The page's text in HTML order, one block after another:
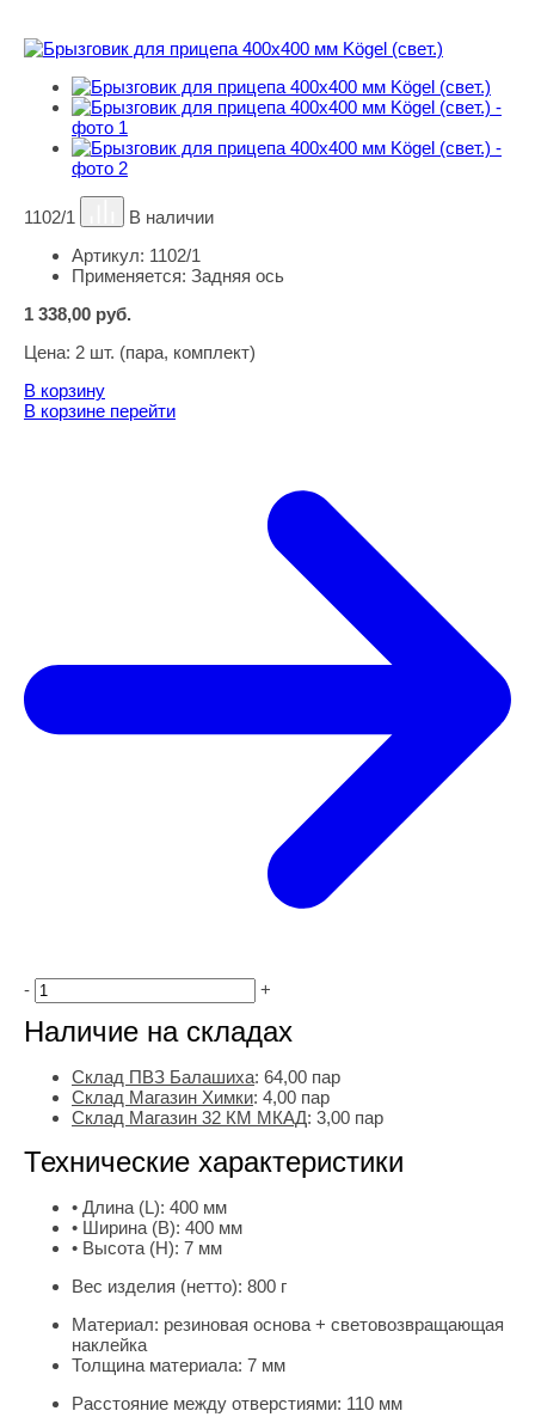
1102/1
В наличии
Артикул: 1102/1
Применяется: Задняя ось
1 338,00 руб.
Цена: 2 шт. (пара, комплект)
В корзину
В корзине перейти
- +
Наличие на складах
Склад ПВЗ Балашиха: 64,00 пар
Склад Магазин Химки: 4,00 пар
Склад Магазин 32 КМ МКАД: 3,00 пар
Технические характеристики
• Длина (L): 400 мм
• Ширина (B): 400 мм
• Высота (H): 7 мм
Вес изделия (нетто): 800 г
Материал: резиновая основа + световозвращающая
наклейка
Толщина материала: 7 мм
Расстояние между отверстиями: 110 мм